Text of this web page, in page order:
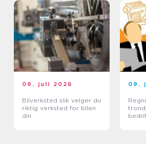
09. juli 2026
Bilverksted slik velger du
riktig verksted for bilen
din
09.
trondheim